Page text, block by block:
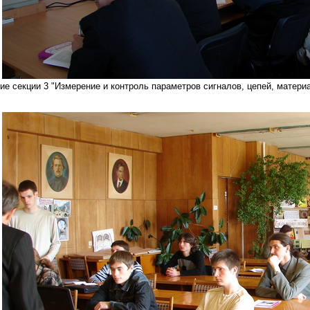
секции 3 "Измерение и контроль параметров сигналов, цепей,